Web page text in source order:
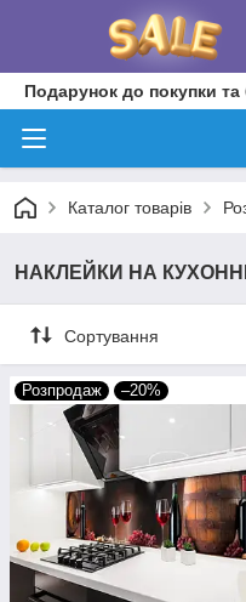
Подарунок до покупки
Каталог товарів
НАКЛЕЙКИ НА
Сортування
Розпродаж –20%